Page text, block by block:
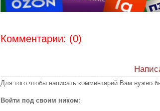
Комментарии: (0)
Для того чтобы написать комментарий Вам нужно
Войти под своим ником: